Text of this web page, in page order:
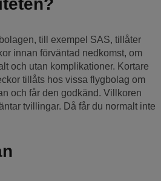
till exempel SAS, tillåter
innan förväntad nedkomst, om
och utan komplikationer. Kortare
tillåts hos vissa flygbolag om
och får den godkänd. Villkoren
tvillingar. Då får du normalt inte